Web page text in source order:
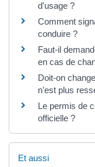
d'usage ?
Comment
conduire ?
Faut-il
en cas de
Doit-on
n'est plus
Le permis de
officielle ?
Et aussi